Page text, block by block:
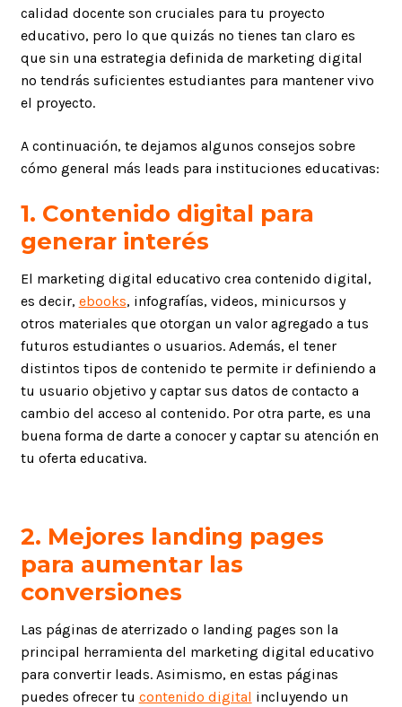
calidad docente son cruciales para tu proyecto
educativo, pero lo que quizás no tienes tan claro es
que sin una estrategia definida de marketing digital
no tendrás suficientes estudiantes para mantener vivo
el proyecto.
A continuación, te dejamos algunos consejos sobre
cómo general más leads para instituciones educativas:
1. Contenido digital para
generar interés
El marketing digital educativo crea contenido digital,
es decir, ebooks, infografías, videos, minicursos y
otros materiales que otorgan un valor agregado a tus
futuros estudiantes o usuarios. Además, el tener
distintos tipos de contenido te permite ir definiendo a
tu usuario objetivo y captar sus datos de contacto a
cambio del acceso al contenido. Por otra parte, es una
buena forma de darte a conocer y captar su atención en
tu oferta educativa.
2. Mejores landing pages
para aumentar las
conversiones
Las páginas de aterrizado o landing pages son la
principal herramienta del marketing digital educativo
para convertir leads. Asimismo, en estas páginas
puedes ofrecer tu contenido digital incluyendo un